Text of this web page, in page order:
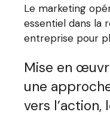
Le marketing
essentiel dans la
entreprise pour
Mise en
une
vers l’action,